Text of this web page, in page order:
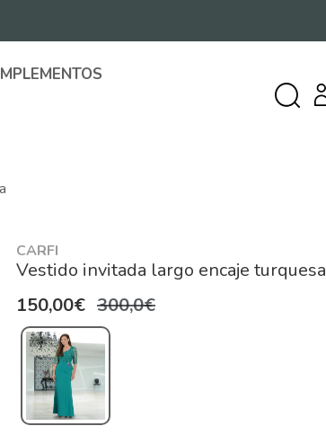
CARFI
Vestido invitada largo encaje turquesa
150,00€ 300,0€